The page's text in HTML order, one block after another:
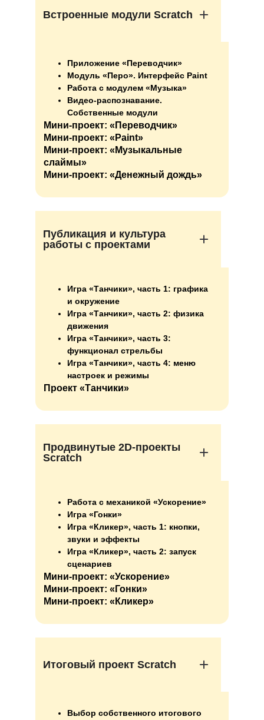
Встроенные модули Scratch
Приложение «Переводчик»
Модуль «Перо». Интерфейс Paint
Работа с модулем «Музыка»
Видео-распознавание.
Собственные модули
Мини-проект: «Переводчик»
Мини-проект: «Paint»
Мини-проект: «Музыкальные
слаймы»
Мини-проект: «Денежный дождь»
Публикация и культура
работы с проектами
Игра «Танчики», часть 1: графика
и окружение
Игра «Танчики», часть 2: физика
движения
Игра «Танчики», часть 3:
функционал стрельбы
Игра «Танчики», часть 4: меню
настроек и режимы
Проект «Танчики»
Продвинутые 2D-проекты
Scratch
Работа с механикой «Ускорение»
Игра «Гонки»
Игра «Кликер», часть 1: кнопки,
звуки и эффекты
Игра «Кликер», часть 2: запуск
сценариев
Мини-проект: «Ускорение»
Мини-проект: «Гонки»
Мини-проект: «Кликер»
Итоговый проект Scratch
Выбор собственного итогового